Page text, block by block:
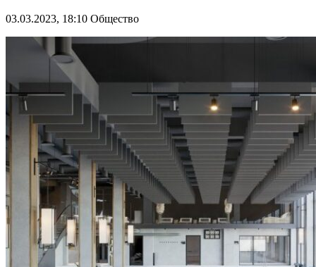
03.03.2023, 18:10 Общество